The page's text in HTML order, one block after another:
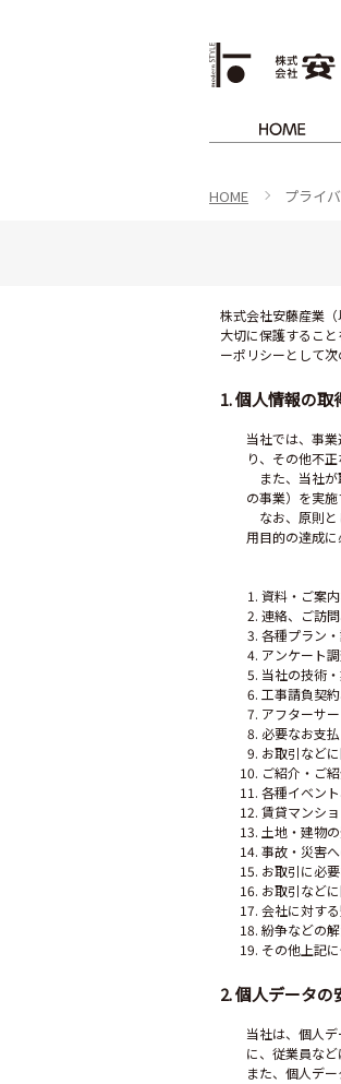
HOME プライ
株式会社安藤産業
大切に保護するこ
ーポリシーとして
1. 個人情報の
当社では、事
り、その他不
また、当社が
の事業）を実
なお、原則と
用目的の達成
資料・ご案
連絡、ご訪
各種プラン
アンケート
当社の技術
工事請負契
アフターサ
必要なお支
お取引など
ご紹介・ご
各種イベン
賃貸マンシ
土地・建物
事故・災害
お取引に必
お取引など
会社に対す
紛争などの
その他上記
2. 個人データ
当社は、個人
に、従業員な
また、個人デ